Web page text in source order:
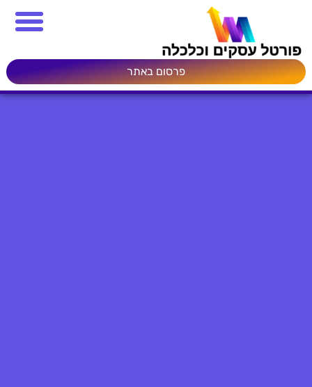
פרסום באתר